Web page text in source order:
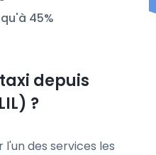
45%
depuis
?
l'un des services les